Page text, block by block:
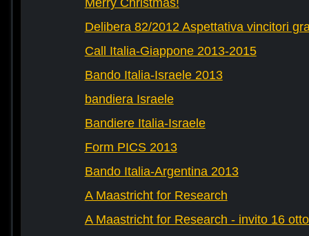
Merry Christmas!
Delibera 82/2012 Aspettativa vincitori
Call Italia-Giappone 2013-2015
Bando Italia-Israele 2013
bandiera Israele
Bandiere Italia-Israele
Form PICS 2013
Bando Italia-Argentina 2013
A Maastricht for Research
A Maastricht for Research - invito 16